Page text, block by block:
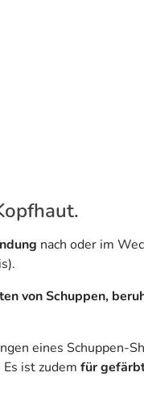
nach oder im
von Schuppen,
eines Schuppen-
ist zudem für